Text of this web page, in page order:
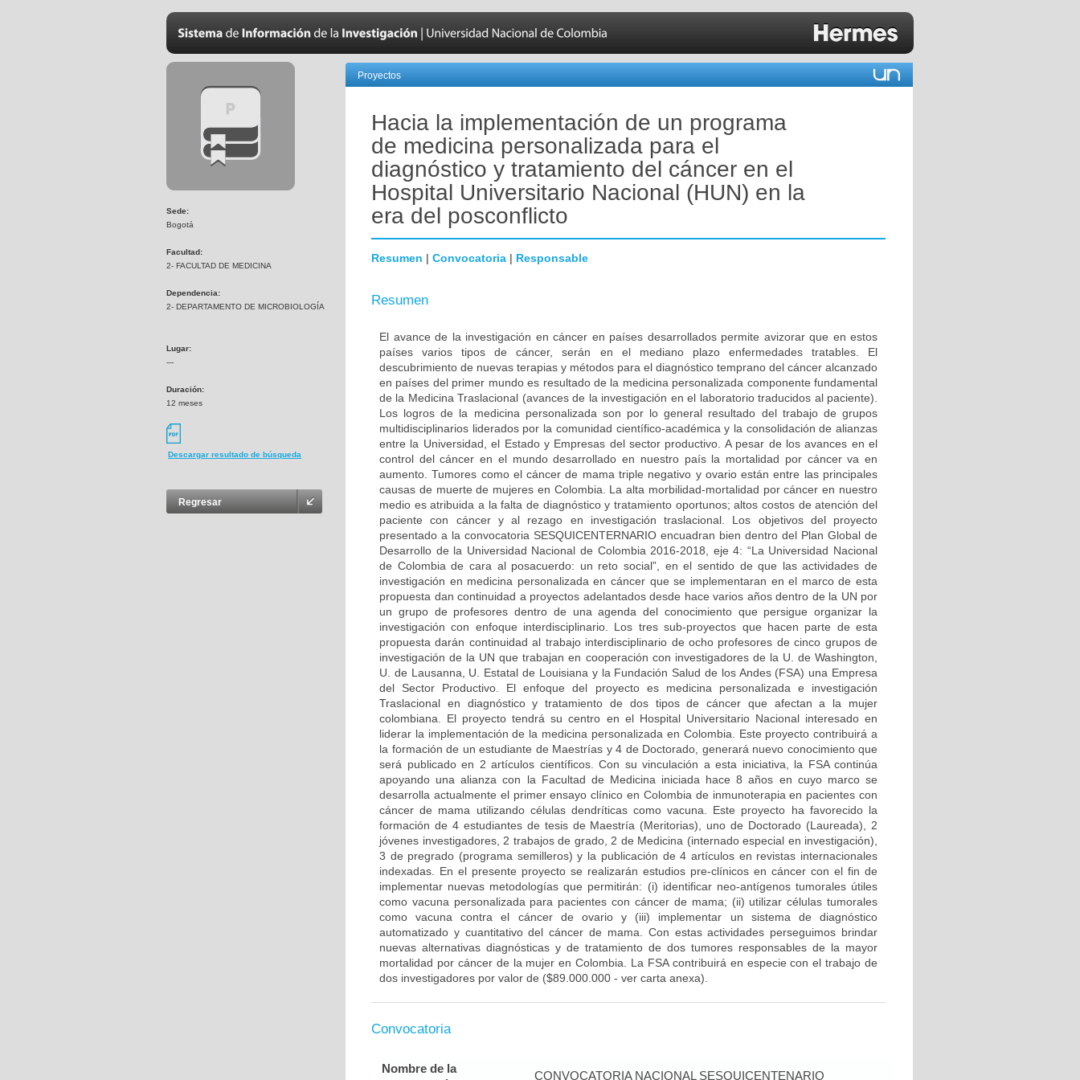
Sede:
Bogotá
Facultad:
2- FACULTAD DE MEDICINA
Dependencia:
2- DEPARTAMENTO DE MICROBIOLOGÍA
Lugar:
---
Duración:
12 meses
Descargar resultado de búsqueda
Regresar
Proyectos
Hacia la implementación de un programa
de medicina personalizada para el
diagnóstico y tratamiento del cáncer en el
Hospital Universitario Nacional (HUN) en la
era del posconflicto
Resumen | Convocatoria | Responsable
Resumen
El avance de la investigación en cáncer en países desarrollados permite avizorar que en estos
países varios tipos de cáncer, serán en el mediano plazo enfermedades tratables. El
descubrimiento de nuevas terapias y métodos para el diagnóstico temprano del cáncer alcanzado
en países del primer mundo es resultado de la medicina personalizada componente fundamental
de la Medicina Traslacional (avances de la investigación en el laboratorio traducidos al paciente).
Los logros de la medicina personalizada son por lo general resultado del trabajo de grupos
multidisciplinarios liderados por la comunidad científico-académica y la consolidación de alianzas
entre la Universidad, el Estado y Empresas del sector productivo. A pesar de los avances en el
control del cáncer en el mundo desarrollado en nuestro país la mortalidad por cáncer va en
aumento. Tumores como el cáncer de mama triple negativo y ovario están entre las principales
causas de muerte de mujeres en Colombia. La alta morbilidad-mortalidad por cáncer en nuestro
medio es atribuida a la falta de diagnóstico y tratamiento oportunos; altos costos de atención del
paciente con cáncer y al rezago en investigación traslacional. Los objetivos del proyecto
presentado a la convocatoria SESQUICENTERNARIO encuadran bien dentro del Plan Global de
Desarrollo de la Universidad Nacional de Colombia 2016-2018, eje 4: “La Universidad Nacional
de Colombia de cara al posacuerdo: un reto social”, en el sentido de que las actividades de
investigación en medicina personalizada en cáncer que se implementaran en el marco de esta
propuesta dan continuidad a proyectos adelantados desde hace varios años dentro de la UN por
un grupo de profesores dentro de una agenda del conocimiento que persigue organizar la
investigación con enfoque interdisciplinario. Los tres sub-proyectos que hacen parte de esta
propuesta darán continuidad al trabajo interdisciplinario de ocho profesores de cinco grupos de
investigación de la UN que trabajan en cooperación con investigadores de la U. de Washington,
U. de Lausanna, U. Estatal de Louisiana y la Fundación Salud de los Andes (FSA) una Empresa
del Sector Productivo. El enfoque del proyecto es medicina personalizada e investigación
Traslacional en diagnóstico y tratamiento de dos tipos de cáncer que afectan a la mujer
colombiana. El proyecto tendrá su centro en el Hospital Universitario Nacional interesado en
liderar la implementación de la medicina personalizada en Colombia. Este proyecto contribuirá a
la formación de un estudiante de Maestrías y 4 de Doctorado, generará nuevo conocimiento que
será publicado en 2 artículos científicos. Con su vinculación a esta iniciativa, la FSA continúa
apoyando una alianza con la Facultad de Medicina iniciada hace 8 años en cuyo marco se
desarrolla actualmente el primer ensayo clínico en Colombia de inmunoterapia en pacientes con
cáncer de mama utilizando células dendríticas como vacuna. Este proyecto ha favorecido la
formación de 4 estudiantes de tesis de Maestría (Meritorias), uno de Doctorado (Laureada), 2
jóvenes investigadores, 2 trabajos de grado, 2 de Medicina (internado especial en investigación),
3 de pregrado (programa semilleros) y la publicación de 4 artículos en revistas internacionales
indexadas. En el presente proyecto se realizarán estudios pre-clínicos en cáncer con el fin de
implementar nuevas metodologías que permitirán: (i) identificar neo-antígenos tumorales útiles
como vacuna personalizada para pacientes con cáncer de mama; (ii) utilizar células tumorales
como vacuna contra el cáncer de ovario y (iii) implementar un sistema de diagnóstico
automatizado y cuantitativo del cáncer de mama. Con estas actividades perseguimos brindar
nuevas alternativas diagnósticas y de tratamiento de dos tumores responsables de la mayor
mortalidad por cáncer de la mujer en Colombia. La FSA contribuirá en especie con el trabajo de
dos investigadores por valor de ($89.000.000 - ver carta anexa).
Convocatoria
Nombre de la
CONVOCATORIA NACIONAL SESQUICENTENARIO